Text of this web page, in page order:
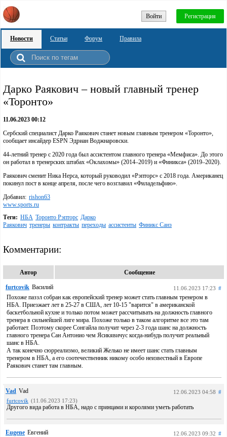
Войти Регистрация
Новости Статьи Форум Правила
Дарко Раякович – новый главный тренер
«Торонто»
11.06.2023 00:12
Сербский специалист Дарко Раякович станет новым главным тренером «Торонто»,
сообщает инсайдер ESPN Эдриан Воджнаровски.
44-летний тренер с 2020 года был ассистентом главного тренера «Мемфиса». До этого
он работал в тренерских штабах «Оклахомы» (2014–2019) и «Финикса» (2019–2020).
Раякович сменит Ника Нерса, который руководил «Рэпторс» с 2018 года. Американец
покинул пост в конце апреля, после чего возглавил «Филадельфию».
Добавил: rishon63
www.sports.ru
Теги: НБА Торонто Рэпторс Дарко
Раякович тренеры контракты переходы ассистенты Финикс Санз
Комментарии:
Автор Сообщение
furtcovik Василий 11.06.2023 17:23 #
Похоже паззл собран как европейский тренер может стать главным тренером в
НБА. Приезжает лет в 25-27 в США, лет 10-15 "варится" в американской
баскетбольной кухне и только потом может рассчитывать на должность главного
тренера в сильнейшей лиге мира. Похоже только в таком алгоритме все это там
работает. Поэтому скорее Сонгайла получит через 2-3 года шанс на должность
главного тренера Сан Антонио чем Ясикявичус когда-нибудь получит реальный
шанс в НБА.
А так конечно сюрреализмо, великий Желько не имеет шанс стать главным
тренером в НБА, а его соотечественник никому особо неизвестный в Европе
Раякович станет там главным.
Vad Vad 12.06.2023 04:58 #
furtcovik (11.06.2023 17:23)
Другого вида работа в НБА, надо с принцами и королями уметь работать
Eugene Евгений 12.06.2023 09:32 #